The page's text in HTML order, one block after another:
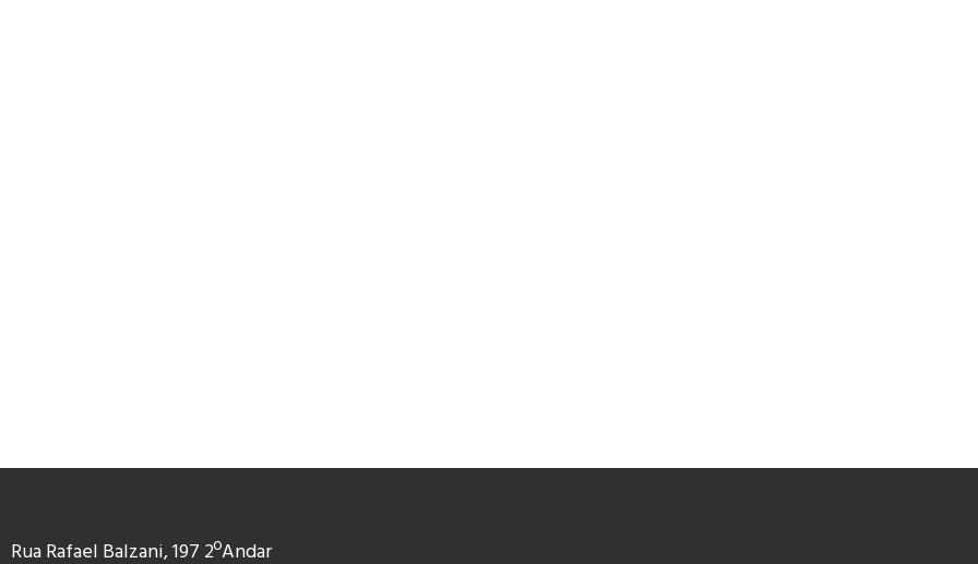
Rua Rafael Balzani, 197 2ºAndar